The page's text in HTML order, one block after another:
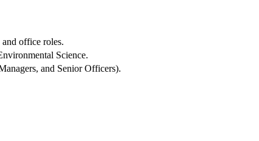
office roles.
Science.
and Senior Officers).